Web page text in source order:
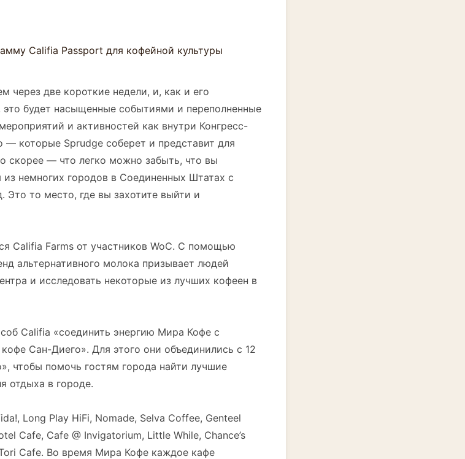
через две короткие недели, и, как и его
это будет насыщенные событиями и переполненные
и активностей как внутри Конгресс-
— которые Sprudge соберет и представит для
скорее — что легко можно забыть, что вы
немногих городов в Соединенных Штатах с
Это то место, где вы захотите выйти и
Califia Farms от участников WoC. С помощью
альтернативного молока призывает людей
и исследовать некоторые из лучших кофеен в
Califia «соединить энергию Мира Кофе с
Сан-Диего». Для этого они объединились с 12
чтобы помочь гостям города найти лучшие
отдыха в городе.
Long Play HiFi, Nomade, Selva Coffee, Genteel
Cafe, Cafe @ Invigatorium, Little While, Chance’s
Cafe. Во время Мира Кофе каждое кафе